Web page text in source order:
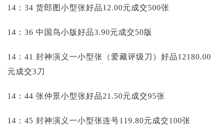
14：34 货郎图小型张好品12.00元成交500张
14：36 中国鸟小版好品3.90元成交50版
14：41 封神演义一小型张（爱藏评级刀）好品12180.00
元成交3刀
14：44 张仲景小型张好品21.50元成交95张
14：45 封神演义一小型张连号119.80元成交100张